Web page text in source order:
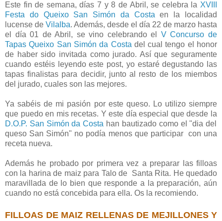
Este fin de semana, días 7 y 8 de Abril, se celebra la XVIII
Festa do Queixo San Simón da Costaen la localidad
lucense de Vilalba. Además, desde el día 22 de marzo hasta
el día 01 de Abril, se vino celebrando el
V Concurso de
Tapas Queixo San Simón da Costa del cual tengo el honor
de haber sido invitada como jurado. Así que seguramente
cuando estéis leyendo este post, yo estaré degustando las
tapas finalistas para decidir, junto al resto de los miembos
del jurado, cuales son las mejores.
Ya sabéis de mi pasión por este queso. Lo utilizo siempre
que puedo en mis recetas. Y este día especial que desde la
D.O.P. San Simón da Costa han bautizado como el "dia del
queso San Simón" no podía menos que participar con una
receta nueva.
Además he probado por primera vez a preparar las filloas
con la harina de maiz para Talo de Santa Rita. He quedado
maravillada de lo bien que responde a la preparación, aún
cuando no está concebida para ella. Os la recomiendo.
FILLOAS DE MAIZ RELLENAS DE MEJILLONES Y